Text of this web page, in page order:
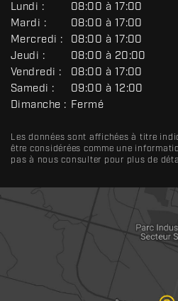
G
É
N
É
R
A
L
Lundi :
08:00 à 17:00
Mardi :
08:00 à 17:00
Mercredi :
08:00 à 17:00
Jeudi :
08:00 à 20:00
Vendredi :
08:00 à 17:00
Samedi :
09:00 à 12:00
Dimanche : Fermé
Les données sont affichées à titre
être considérées comme une
pas à nous consulter pour plus de